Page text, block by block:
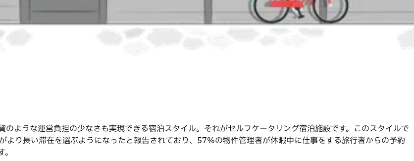
ような運営負担の少なさも実現できる宿泊スタイル。それがセルフケータリング宿泊施設です。このスタイルで
り長い滞在を選ぶようになったと報告されており、57%の物件管理者が休暇中に仕事をする旅行者からの予約